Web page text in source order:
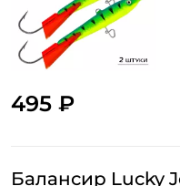
495 ₽
Балансир Lucky